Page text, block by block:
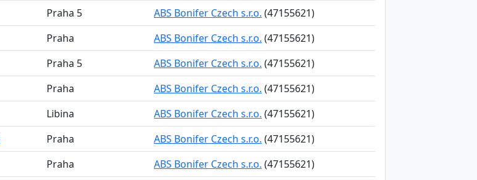
Praha 5 ABS Bonifer Czech s.r.o. (47155621)
Praha ABS Bonifer Czech s.r.o. (47155621)
Praha 5 ABS Bonifer Czech s.r.o. (47155621)
Praha ABS Bonifer Czech s.r.o. (47155621)
Libina ABS Bonifer Czech s.r.o. (47155621)
Praha ABS Bonifer Czech s.r.o. (47155621)
Praha ABS Bonifer Czech s.r.o. (47155621)